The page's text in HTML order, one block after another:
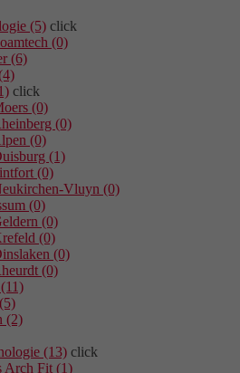
(5) click
(0)
(6)
click
(0)
(0)
(0)
(1)
(0)
Vluyn (0)
(0)
(0)
(0)
(0)
(0)
(2)
(13) click
Arch Fit (1)